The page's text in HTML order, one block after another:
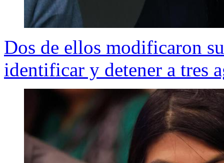
Dos de ellos modificaron
identificar y detener a tres